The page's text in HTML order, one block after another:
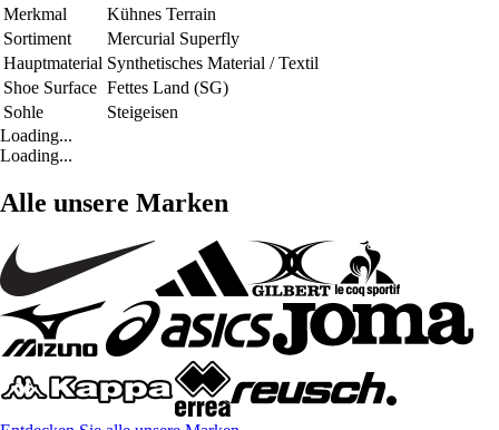
Merkmal
Kühnes Terrain
Sortiment
Mercurial Superfly
Hauptmaterial Synthetisches Material / Textil
Shoe Surface Fettes Land (SG)
Sohle
Steigeisen
Loading...
Loading...
Alle unsere Marken